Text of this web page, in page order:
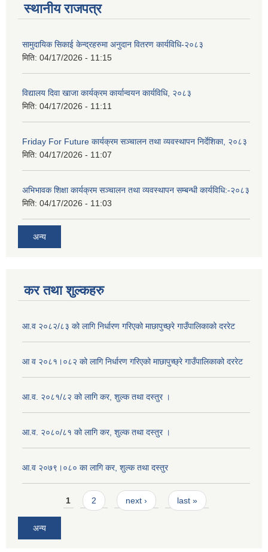
स्थानीय राजपत्र
सामुदायिक सिकाई केन्द्रहरुमा अनुदान वितरण कार्यविधि-२०८३
मिति: 04/17/2026 - 11:15
विद्यालय दिवा खाजा कार्यक्रम कार्यान्वयन कार्यविधि, २०८३
मिति: 04/17/2026 - 11:11
Friday For Future कार्यक्रम सञ्चालन तथा व्यवस्थापन निर्देशिका, २०८३
मिति: 04/17/2026 - 11:07
अभिभावक शिक्षा कार्यक्रम सञ्चालन तथा व्यवस्थापन सम्बन्धी कार्यविधि:-२०८३
मिति: 04/17/2026 - 11:03
अन्य
कर तथा शुल्कहरु
आ.व २०८२/८३ को लागि निर्धारण गरिएको माछापुच्छ्रे गाउँपालिकाको दररेट
आ व २०८१।०८२ को लागि निर्धारण गरिएको माछापुच्छ्रे गाउँपालिकाको दररेट
आ.व. २०८१/८२ को लागि कर, शुल्क तथा दस्तुर ।
आ.व. २०८०/८१ को लागि कर, शुल्क तथा दस्तुर ।
आ.व २०७९।०८० का लागि कर, शुल्क तथा दस्तुर
Pages1 2 next › last »
अन्य